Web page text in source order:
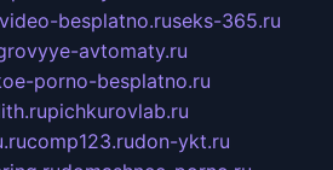
besplatno.ruseks-365.ru
avtomaty.ru
porno-besplatno.ru
pichkurovlab.ru
comp123.rudon-ykt.ru